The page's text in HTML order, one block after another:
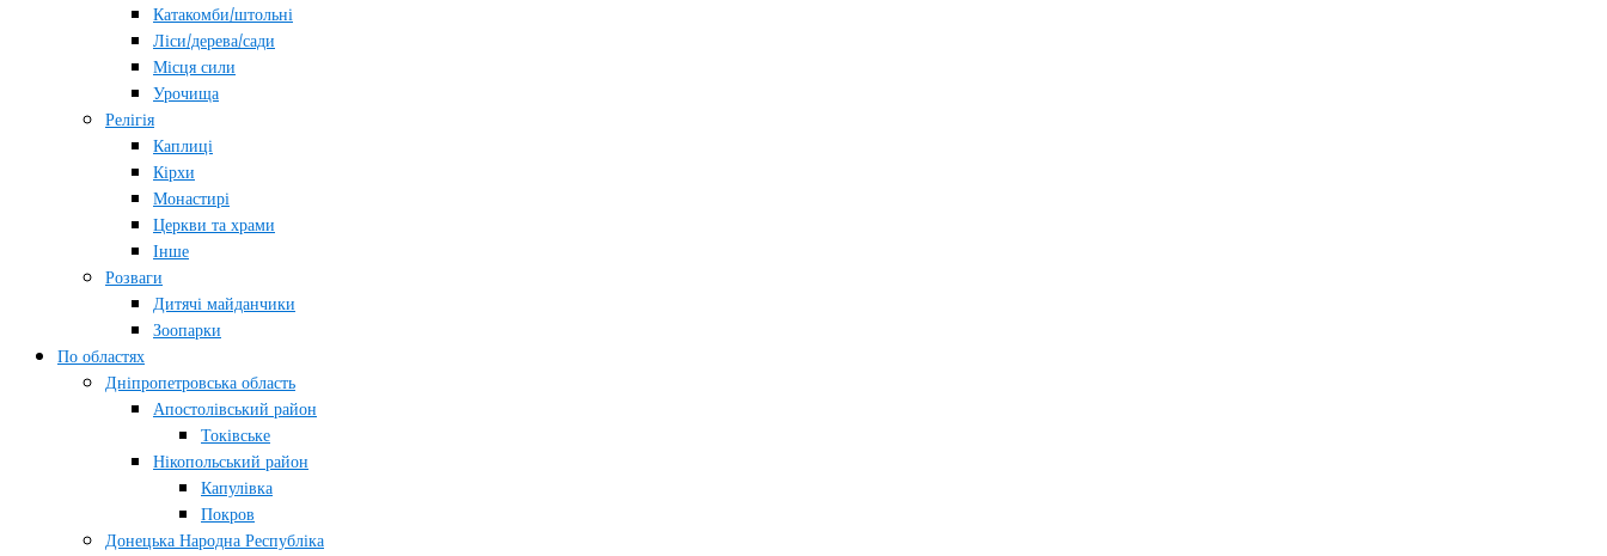
Катакомби/штольні
Ліси/дерева/сади
Місця сили
Урочища
Релігія
Каплиці
Кірхи
Монастирі
Церкви та храми
Інше
Розваги
Дитячі майданчики
Зоопарки
По областях
Дніпропетровська область
Апостолівський район
Токівське
Нікопольський район
Капулівка
Покров
Донецька Народна Республіка